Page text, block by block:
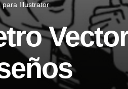
para Illustrator